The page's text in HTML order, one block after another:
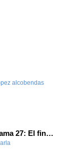
alcobendas-
VIVES LA RADIO_Programa 27: El final del principio